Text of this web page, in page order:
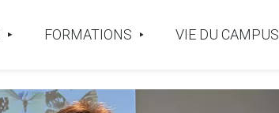
FORMATIONS VIE DU CAMPUS